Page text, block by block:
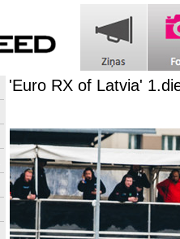
'Euro RX of Latvia'